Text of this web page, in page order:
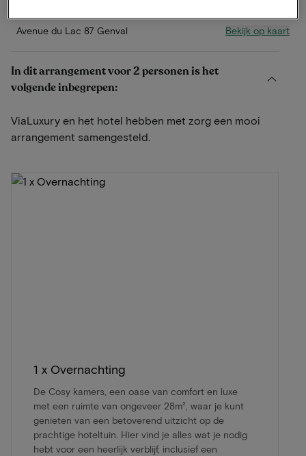
Avenue du Lac 87 Genval Bekijk op kaart
In dit arrangement voor 2 personen is het
volgende inbegrepen:
ViaLuxury en het hotel hebben met zorg een mooi
arrangement samengesteld.
1 x Overnachting
De Cosy kamers, een oase van comfort en luxe
met een ruimte van ongeveer 28m², waar je kunt
genieten van een betoverend uitzicht op de
prachtige hoteltuin. Hier vind je alles wat je nodig
hebt voor een heerlijk verblijf, inclusief een